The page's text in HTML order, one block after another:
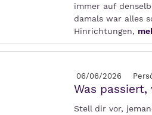
immer auf
damals war alles
Hinrichtungen,
06/06/2026
Was
Stell dir vor,